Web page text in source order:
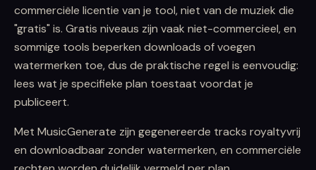
commerciële licentie van je tool, niet van de muziek die
"gratis" is. Gratis niveaus zijn vaak niet-commercieel, en
sommige tools beperken downloads of voegen
watermerken toe, dus de praktische regel is eenvoudig:
lees wat je specifieke plan toestaat voordat je
publiceert.
Met MusicGenerate zijn gegenereerde tracks royaltyvrij
en downloadbaar zonder watermerken, en commerciële